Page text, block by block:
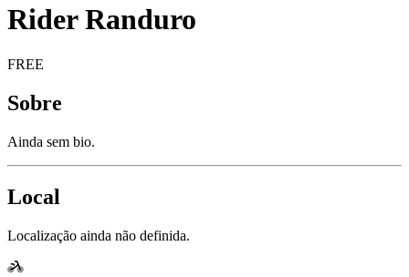
Rider Randuro
FREE
Sobre
Ainda sem bio.
Local
Localização ainda não definida.